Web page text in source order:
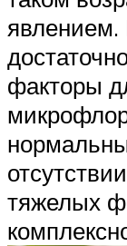
явлением.
факторы
тяжелых